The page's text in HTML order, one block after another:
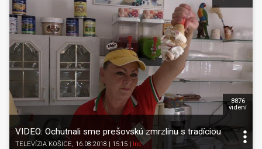
VIDEO: Ochutnali sme prešovskú zmrzlinu s tradíciou
TELEVÍZIA KOŠICE, 16.08.2018 | 15:15 | Iné
8876
videní